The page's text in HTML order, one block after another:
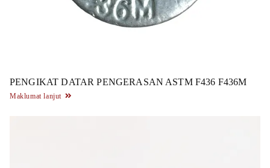
PENGIKAT DATAR PENGERASAN ASTM F436 F436M
Maklumat lanjut